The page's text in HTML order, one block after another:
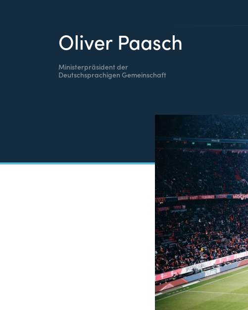
Oliver Paasch
Ministerpräsident der
Deutschsprachigen Gemeinschaft